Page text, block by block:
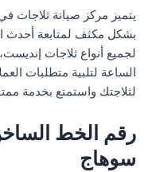
يتميز مركز صيانة ثلاجات
بشكل مكثف لمتابعة أحدث
لجميع أنواع ثلاجات
الساعة لتلبية متطلبات
لثلاجتك واستمتع بخدمة
رقم الخط
سوهاج